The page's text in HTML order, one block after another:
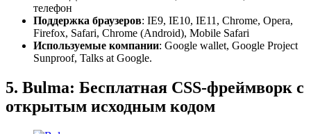
телефон
Поддержка браузеров: IE9, IE10, IE11, Chrome, Opera,
Firefox, Safari, Chrome (Android), Mobile Safari
Используемые компании: Google wallet, Google Project
Sunproof, Talks at Google.
5. Bulma: Бесплатная CSS-фреймворк с
открытым исходным кодом